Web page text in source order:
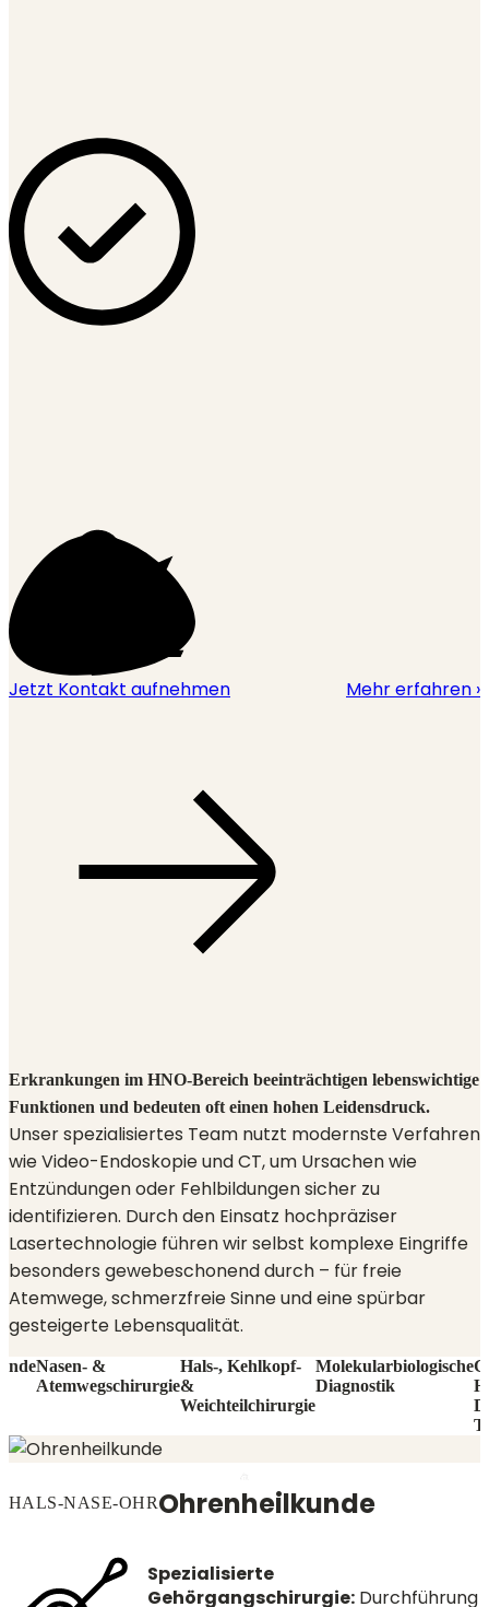
Jetzt Kontakt aufnehmen Mehr erfahren ›
Erkrankungen im HNO-Bereich beeinträchtigen lebenswichtige
Funktionen und bedeuten oft einen hohen Leidensdruck.
Unser spezialisiertes Team nutzt modernste Verfahren
wie Video-Endoskopie und CT, um Ursachen wie
Entzündungen oder Fehlbildungen sicher zu
identifizieren. Durch den Einsatz hochpräziser
Lasertechnologie führen wir selbst komplexe Eingriffe
besonders gewebeschonend durch – für freie
Atemwege, schmerzfreie Sinne und eine spürbar
gesteigerte Lebensqualität.
Nasen- &
Atemwegschirurgie
Hals-, Kehlkopf-
&
Weichteilchirurgie
Molekularbiologische
Diagnostik
HALS-NASE-OHROhrenheilkunde
Spezialisierte
Gehörgangschirurgie:Durchführung